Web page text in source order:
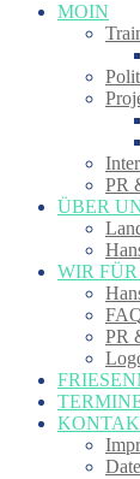
MOIN
PR
ÜBER
WIR
PR